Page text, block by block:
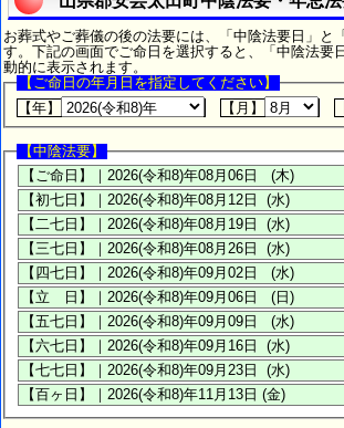
お葬式やご葬儀の後の法要には、「中陰法要日」と
す。下記の画面でご命日を選択すると、「中陰法要
動的に表示されます。
【ご命日の年月日を指定してください】
【年】
【月】
【中陰法要】